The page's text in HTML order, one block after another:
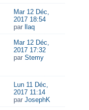
Mar 12 Déc,
2017 18:54
par
llaq
Mar 12 Déc,
2017 17:32
par Stemy
Lun 11 Déc,
2017 11:14
par JosephK